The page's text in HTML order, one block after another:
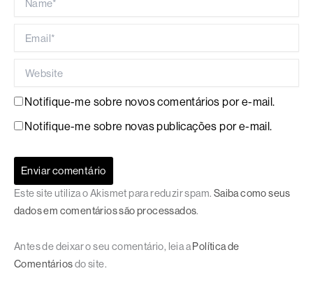
Notifique-me sobre novos comentários por e-mail.
Notifique-me sobre novas publicações por e-mail.
Este site utiliza o Akismet para reduzir spam. Saiba como seus
dados em comentários são processados.
Antes de deixar o seu comentário, leia a Política de
Comentáriosdo site.